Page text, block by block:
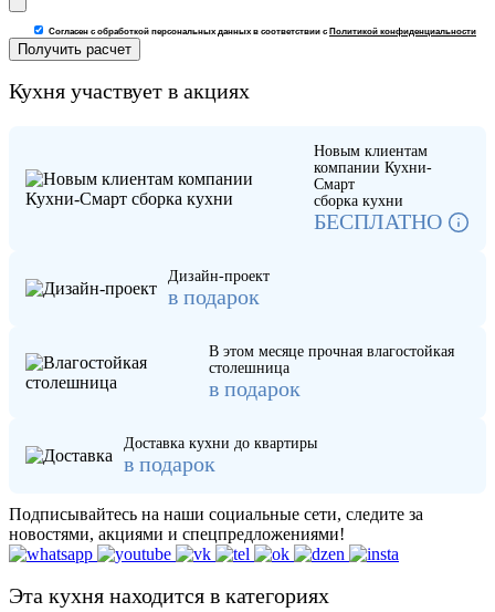
Согласен с обработкой персональных данных в соответствии с Политикой конфиденциальности
Кухня участвует в акциях
Новым клиентам
компании Кухни-
Смарт
сборка кухни
БЕСПЛАТНО
Дизайн-проект
в подарок
В этом месяце прочная влагостойкая
столешница
в подарок
Доставка кухни до квартиры
в подарок
Подписывайтесь на наши социальные сети, следите за
новостями, акциями и спецпредложениями!
Эта кухня находится в категориях